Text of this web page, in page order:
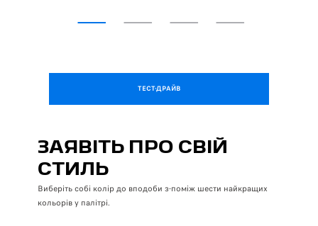
ТЕСТ-ДРАЙВ
ЗАЯВІТЬ ПРО СВІЙ
СТИЛЬ
Виберіть собі колір до вподоби з-поміж шести найкращих
кольорів у палітрі.